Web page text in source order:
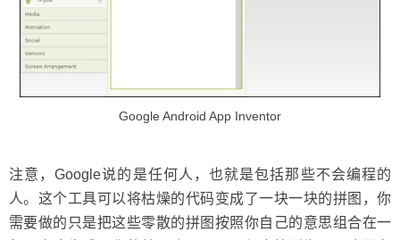
Google Android App Inventor
注意，Google说的是任何人，也就是包括那些不会编程的
人。这个工具可以将枯燥的代码变成了一块一块的拼图，你
需要做的只是把这些零散的拼图按照你自己的意思组合在一